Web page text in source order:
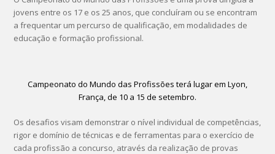
jovens entre os 17 e os 25 anos, que concluíram ou se encontram
a frequentar um percurso de qualificação, em modalidades de
educação e formação profissional.
Campeonato do Mundo das Profissões terá lugar em Lyon,
França, de 10 a 15 de setembro.
Os desafios visam demonstrar o nível individual de competências,
rigor e domínio de técnicas e de ferramentas para o exercício de
cada profissão a concurso, através da realização de provas